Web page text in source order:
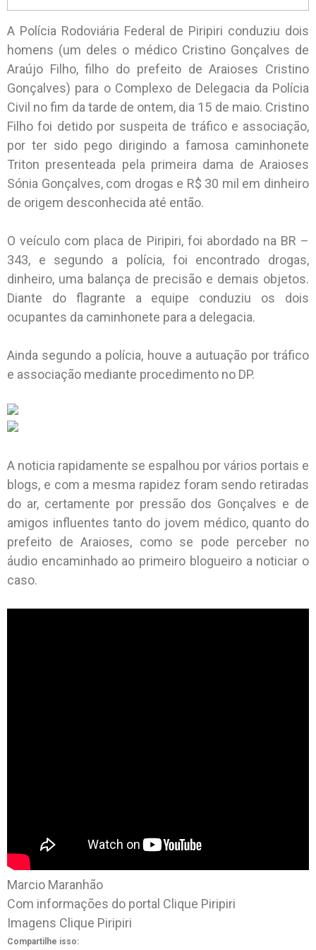
A Polícia Rodoviária Federal de Piripiri conduziu dois
homens (um deles o médico Cristino Gonçalves de
Araújo Filho, filho do prefeito de Araioses Cristino
Gonçalves) para o Complexo de Delegacia da Polícia
Civil no fim da tarde de ontem, dia 15 de maio. Cristino
Filho foi detido por suspeita de tráfico e associação,
por ter sido pego dirigindo a famosa caminhonete
Triton presenteada pela primeira dama de Araioses
Sónia Gonçalves, com drogas e R$ 30 mil em dinheiro
de origem desconhecida até então.
O veículo com placa de Piripiri, foi abordado na BR –
343, e segundo a polícia, foi encontrado drogas,
dinheiro, uma balança de precisão e demais objetos.
Diante do flagrante a equipe conduziu os dois
ocupantes da caminhonete para a delegacia.
Ainda segundo a polícia, houve a autuação por tráfico
e associação mediante procedimento no DP.
A noticia rapidamente se espalhou por vários portais e
blogs, e com a mesma rapidez foram sendo retiradas
do ar, certamente por pressão dos Gonçalves e de
amigos influentes tanto do jovem médico, quanto do
prefeito de Araioses, como se pode perceber no
áudio encaminhado ao primeiro blogueiro a noticiar o
caso.
Marcio Maranhão
Com informações do portal Clique Piripiri
Imagens Clique Piripiri
Compartilhe isso: